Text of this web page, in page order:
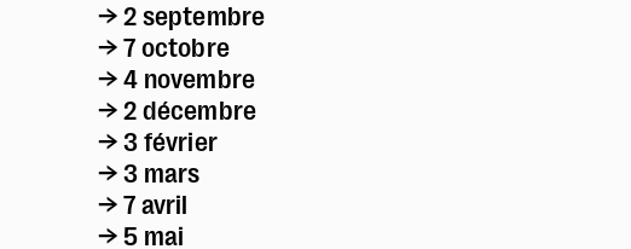
→ 2 septembre
→ 7 octobre
→ 4 novembre
→ 2 décembre
→ 3 février
→ 3 mars
→ 7 avril
→ 5 mai